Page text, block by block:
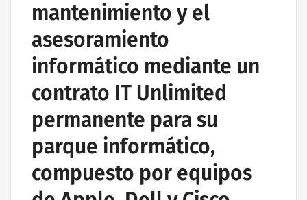
mantenimiento y el
asesoramiento
informático mediante un
contrato IT Unlimited
permanente para su
parque informático,
compuesto por equipos